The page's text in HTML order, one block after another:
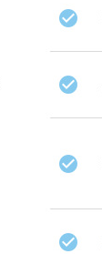
check_circle
check_circle
check_circle
check_circle